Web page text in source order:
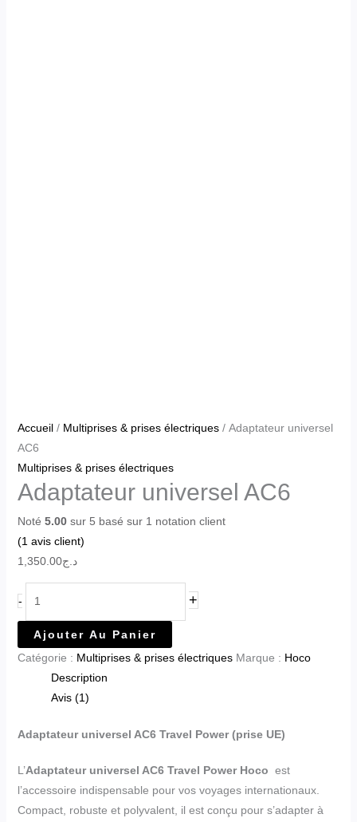
Accueil/ Multiprises & prises électriques/ Adaptateur universel
AC6
Multiprises & prises électriques
Adaptateur universel AC6
Noté 5.00sur 5 basé sur 1 notation client
(1 avis client)
د.ج1,350.00
- +
Ajouter Au Panier
Catégorie : Multiprises & prises électriques Marque : Hoco
Description
Avis (1)
Adaptateur universel AC6 Travel Power (prise UE)
L’Adaptateur universel AC6 Travel Power Hoco est
l’accessoire indispensable pour vos voyages internationaux.
Compact, robuste et polyvalent, il est conçu pour s’adapter à